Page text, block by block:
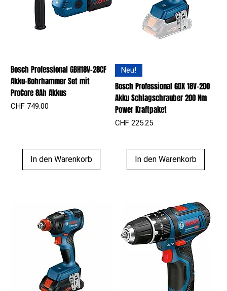
Bosch Professional GBH18V-28CF
Akku-Bohrhammer Set mit
ProCore 8Ah Akkus
Preis
CHF 749.00
In den Warenkorb
Neu!
Bosch Professional GDX 18V-200
Akku Schlagschrauber 200 Nm
Power Kraftpaket
Preis
CHF 225.25
In den Warenkorb